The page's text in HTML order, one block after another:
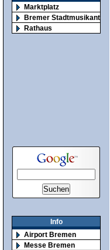
Marktplatz
Bremer Stadtmusikanten
Rathaus
Info
Airport Bremen
Messe Bremen